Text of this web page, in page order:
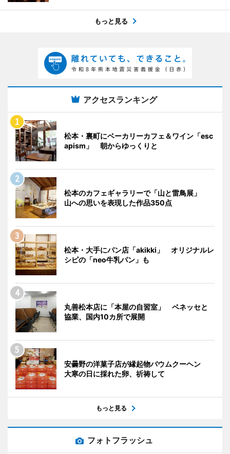
もっと見る
アクセスランキング
松本・裏町にベーカリーカフェ＆ワイン「esc
apism」 朝からゆっくりと
松本のカフェギャラリーで「山と雷鳥展」
山への思いを表現した作品350点
松本・大手にパン店「akikki」 オリジナルレ
シピの「neo牛乳パン」も
丸善松本店に「本屋の自習室」 ベネッセと
協業、国内10カ所で展開
安曇野の洋菓子店が縁起物バウムクーヘン
大寒の日に採れた卵、祈祷して
もっと見る
フォトフラッシュ